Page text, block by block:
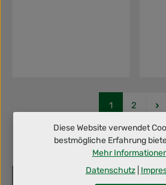
Seite
1 Seite
2
Diese Website verwendet
bestmögliche Erfahrung
Mehr
Datenschutz|